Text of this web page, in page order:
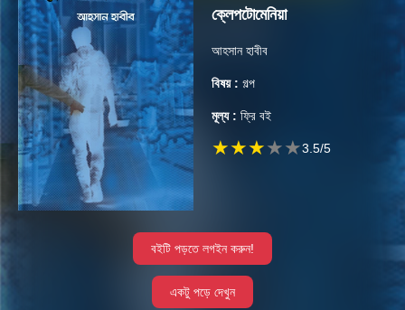
ক্লেপটোমেনিয়া
আহসান হাবীব
বিষয় : গল্প
মূল্য : ফ্রি বই
★★★★★3.5/5
বইটি পড়তে লগইন করুন!
একটু পড়ে দেখুন